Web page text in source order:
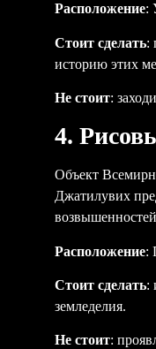
Расположение:
Стоит сделать:
историю этих
Не стоит:
4.
Объект
Джатилувих
Расположение:
Стоит сделать:
земледелия.
Не стоит: